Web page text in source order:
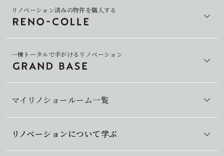
マイリノショールーム一覧
リノベーション済みの物件を購入する
一棟トータルで手がけるリノベーション
リノベーションについて学ぶ